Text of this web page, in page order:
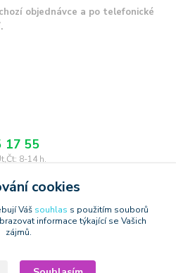
objednávce a po telefonické
17 55
8-14 h.
cookies
Váš souhlas s použitím souborů
informace týkající se Vašich
zájmů.